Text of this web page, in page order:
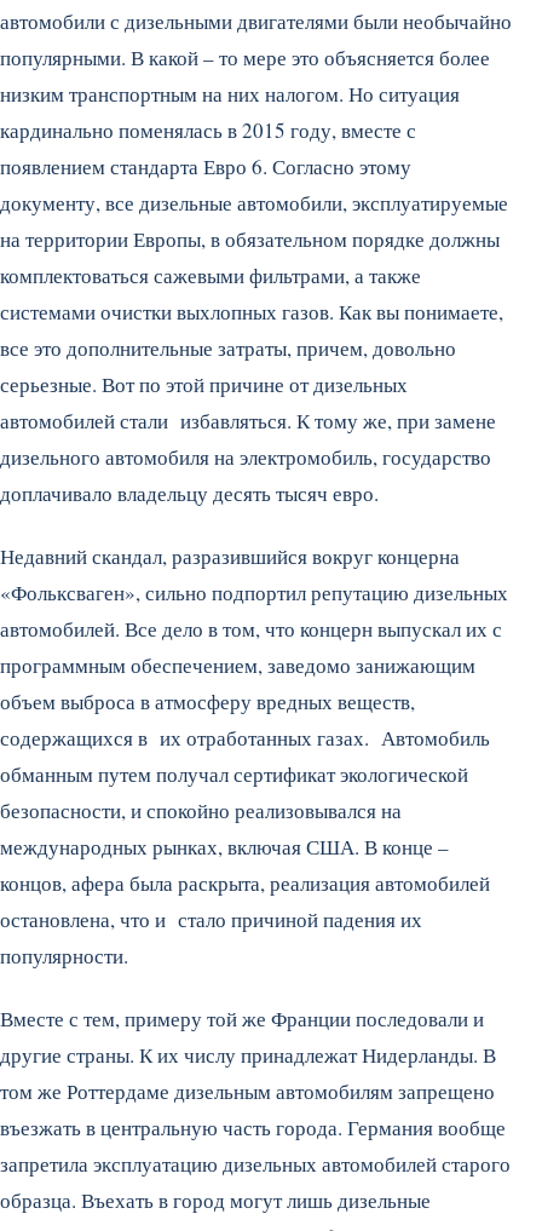
автомобили с дизельными двигателями были необычайно
популярными. В какой – то мере это объясняется более
низким транспортным на них налогом. Но ситуация
кардинально поменялась в 2015 году, вместе с
появлением стандарта Евро 6. Согласно этому
документу, все дизельные автомобили, эксплуатируемые
на территории Европы, в обязательном порядке должны
комплектоваться сажевыми фильтрами, а также
системами очистки выхлопных газов. Как вы понимаете,
все это дополнительные затраты, причем, довольно
серьезные. Вот по этой причине от дизельных
автомобилей стали избавляться. К тому же, при замене
дизельного автомобиля на электромобиль, государство
доплачивало владельцу десять тысяч евро.
Недавний скандал, разразившийся вокруг концерна
«Фольксваген», сильно подпортил репутацию дизельных
автомобилей. Все дело в том, что концерн выпускал их с
программным обеспечением, заведомо занижающим
объем выброса в атмосферу вредных веществ,
содержащихся в их отработанных газах. Автомобиль
обманным путем получал сертификат экологической
безопасности, и спокойно реализовывался на
международных рынках, включая США. В конце –
концов, афера была раскрыта, реализация автомобилей
остановлена, что и стало причиной падения их
популярности.
Вместе с тем, примеру той же Франции последовали и
другие страны. К их числу принадлежат Нидерланды. В
том же Роттердаме дизельным автомобилям запрещено
въезжать в центральную часть города. Германия вообще
запретила эксплуатацию дизельных автомобилей старого
образца. Въехать в город могут лишь дизельные